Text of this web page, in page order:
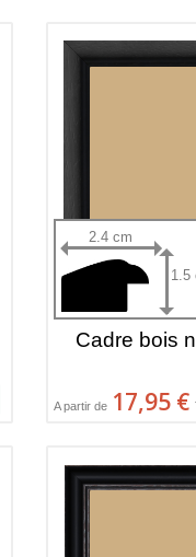
2.4 cm
1.5
Cadre bois
A partir de 17,95 €